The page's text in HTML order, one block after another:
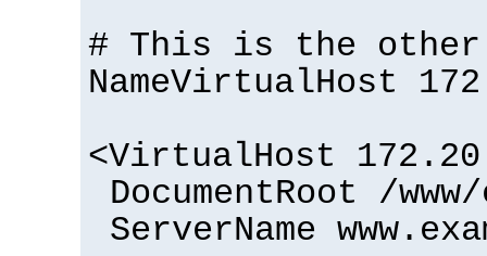
# This is the other
NameVirtualHost
<VirtualHost
DocumentRoot /
ServerName